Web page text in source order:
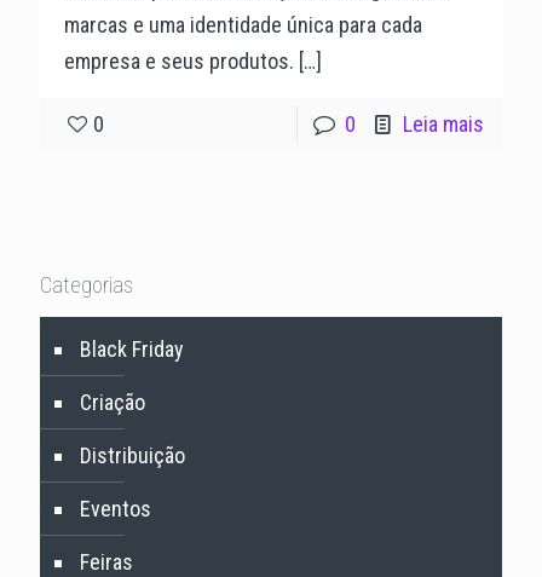
marcas e uma identidade única para cada
empresa e seus produtos. […]
0 0 Leia mais
Categorias
Black Friday
Criação
Distribuição
Eventos
Feiras